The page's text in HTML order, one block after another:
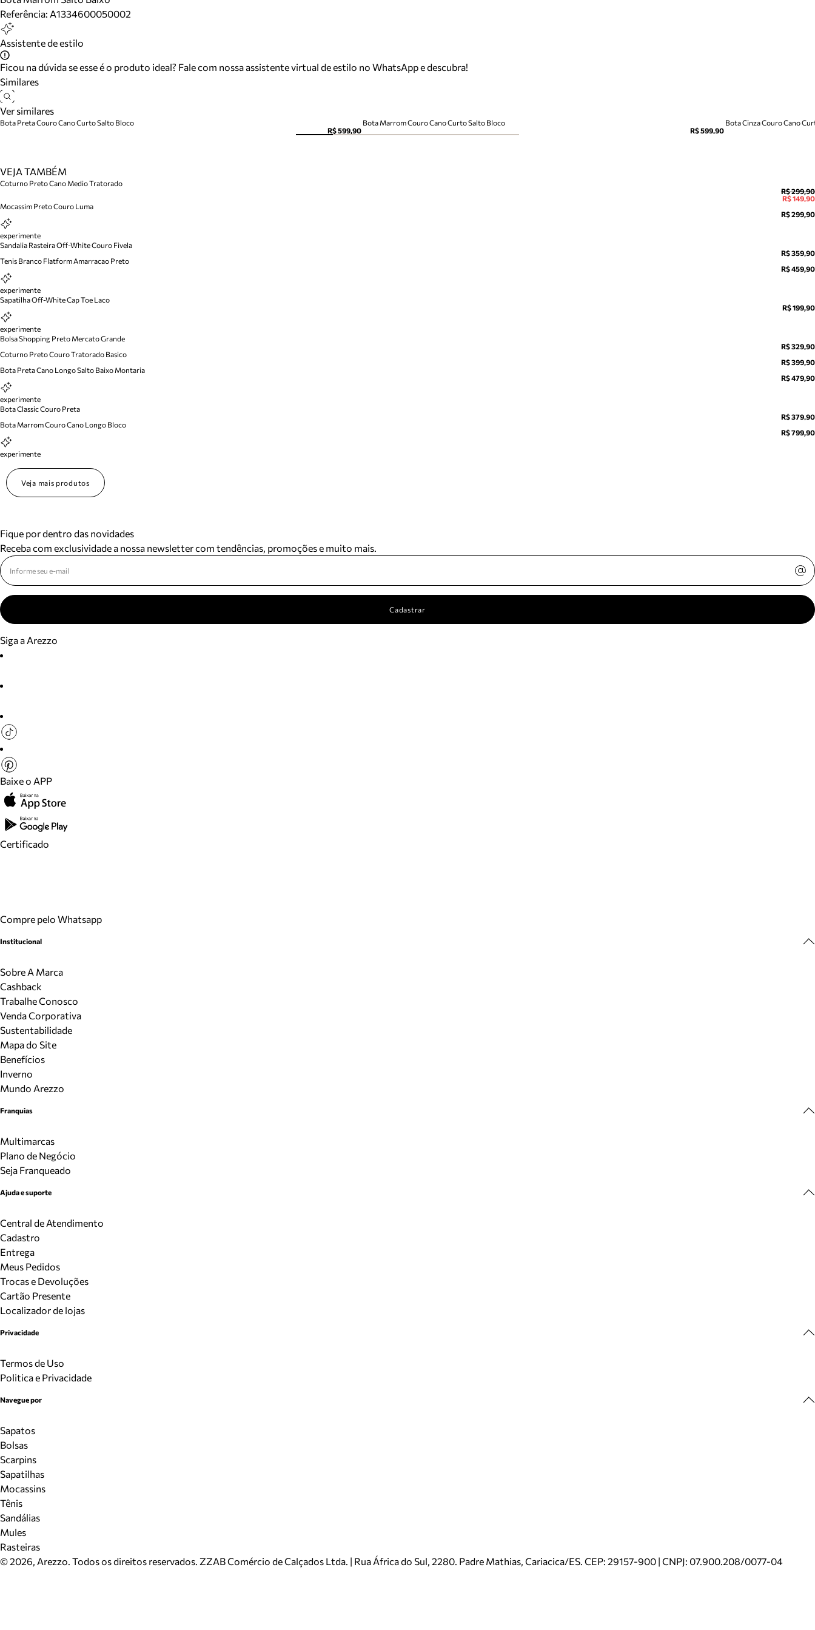
Referência: A1334600050002
Assistente de estilo
Ficou na dúvida se esse é o produto ideal? Fale com nossa assistente virtual de estilo no WhatsApp e descubra!
Similares
Ver similares
Bota Preta Couro Cano Curto Salto Bloco
R$ 599,90
Bota Marrom Couro Cano Curto Salto Bloco
R$ 599,90
Bota Cinza Couro Cano
VEJA TAMBÉM
Coturno Preto Cano Medio Tratorado
R$ 299,90
R$ 149,90
Mocassim Preto Couro Luma
R$ 299,90
experimente
Sandalia Rasteira Off-White Couro Fivela
R$ 359,90
Tenis Branco Flatform Amarracao Preto
R$ 459,90
experimente
Sapatilha Off-White Cap Toe Laco
R$ 199,90
experimente
Bolsa Shopping Preto Mercato Grande
R$ 329,90
Coturno Preto Couro Tratorado Basico
R$ 399,90
Bota Preta Cano Longo Salto Baixo Montaria
R$ 479,90
experimente
Bota Classic Couro Preta
R$ 379,90
Bota Marrom Couro Cano Longo Bloco
R$ 799,90
experimente
Veja mais produtos
Fique por dentro das novidades
Receba com exclusividade a nossa newsletter com tendências, promoções e muito mais.
Cadastrar
Siga a Arezzo
Baixe o APP
Certificado
Compre pelo Whatsapp
Institucional
Sobre A Marca
Cashback
Trabalhe Conosco
Venda Corporativa
Sustentabilidade
Mapa do Site
Benefícios
Inverno
Mundo Arezzo
Franquias
Multimarcas
Plano de Negócio
Seja Franqueado
Ajuda e suporte
Central de Atendimento
Cadastro
Entrega
Meus Pedidos
Trocas e Devoluções
Cartão Presente
Localizador de lojas
Privacidade
Termos de Uso
Politica e Privacidade
Navegue por
Sapatos
Bolsas
Scarpins
Sapatilhas
Mocassins
Tênis
Sandálias
Mules
Rasteiras
©2026, Arezzo. Todos os direitos reservados. ZZAB Comércio de Calçados Ltda. | Rua África do Sul, 2280. Padre Mathias, Cariacica/ES. CEP: 29157-900 | CNPJ: 07.900.208/0077-04